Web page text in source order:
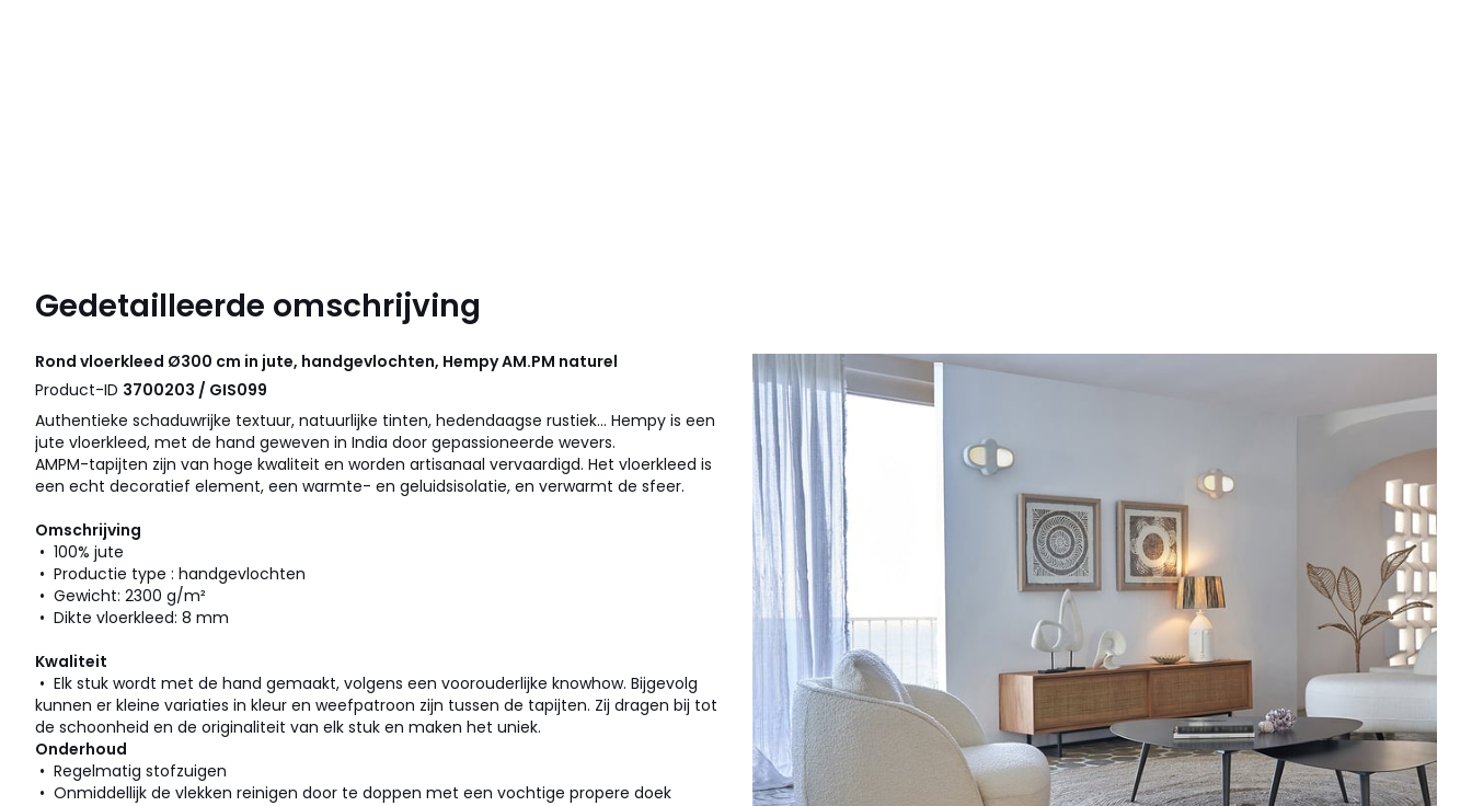
Gedetailleerde omschrijving
Rond vloerkleed Ø300 cm in jute, handgevlochten, HempyAM.PM naturel
Product-ID 3700203 / GIS099
Authentieke schaduwrijke textuur, natuurlijke tinten, hedendaagse rustiek... Hempy is een
jute vloerkleed, met de hand geweven in India door gepassioneerde wevers.
AMPM-tapijten zijn van hoge kwaliteit en worden artisanaal vervaardigd. Het vloerkleed is
een echt decoratief element, een warmte- en geluidsisolatie, en verwarmt de sfeer.
Omschrijving
• 100% jute
• Productie type : handgevlochten
• Gewicht: 2300 g/m²
• Dikte vloerkleed: 8 mm
Kwaliteit
• Elk stuk wordt met de hand gemaakt, volgens een voorouderlijke knowhow. Bijgevolg
kunnen er kleine variaties in kleur en weefpatroon zijn tussen de tapijten. Zij dragen bij tot
de schoonheid en de originaliteit van elk stuk en maken het uniek.
Onderhoud
• Regelmatig stofzuigen
• Onmiddellijk de vlekken reinigen door te doppen met een vochtige propere doek